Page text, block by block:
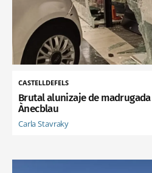
CASTELLDEFELS
Brutal alunizaje de
Ànecblau
Carla Stavraky